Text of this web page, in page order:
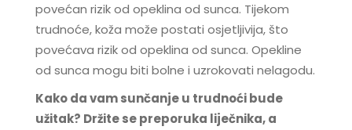
povećan rizik od opeklina od sunca. Tijekom
trudnoće, koža može postati osjetljivija, što
povećava rizik od opeklina od sunca. Opekline
od sunca mogu biti bolne i uzrokovati nelagodu.
Kako da vam sunčanje u trudnoći bude
užitak? Držite se preporuka liječnika, a